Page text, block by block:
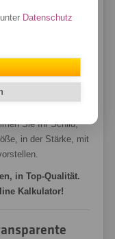
Produktion.
automatisierte
Sie Ihr Schild,
in der Stärke, mit
in Top-Qualität.
Kalkulator!
Datenschutz